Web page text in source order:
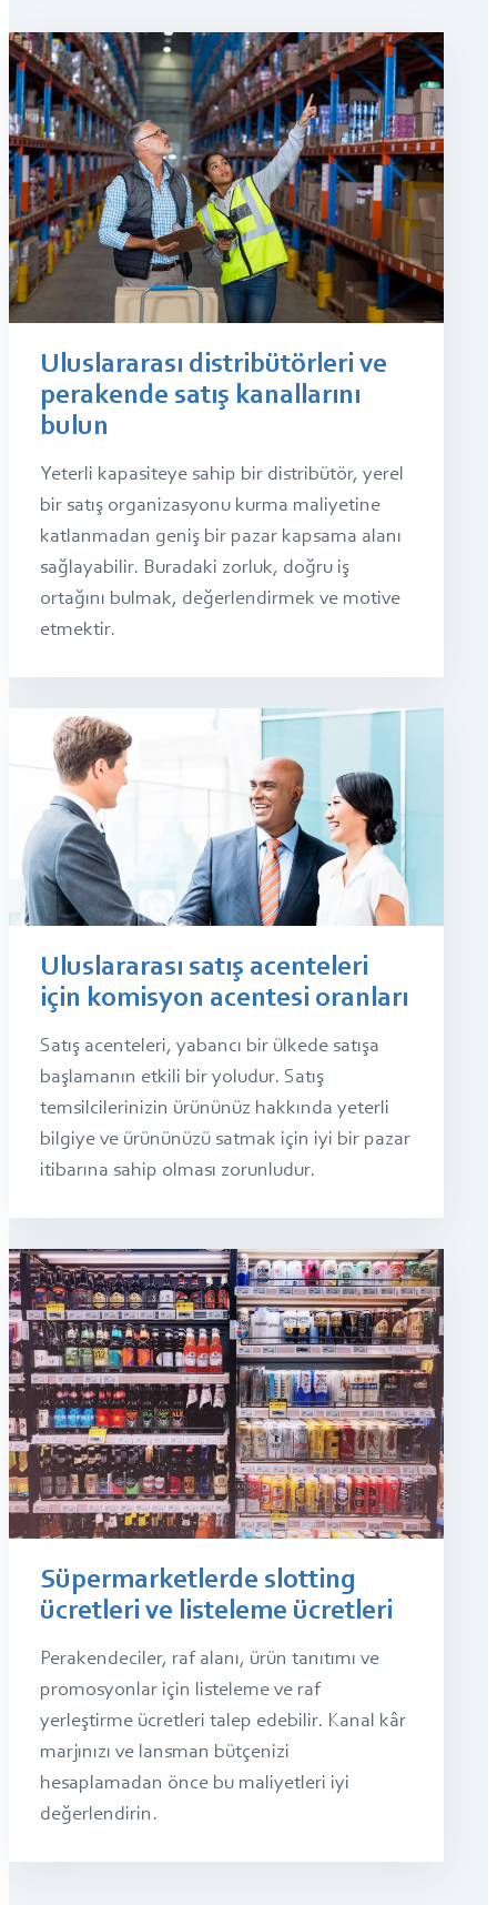
Uluslararası distribütörleri ve
perakende satış kanallarını
bulun
Yeterli kapasiteye sahip bir distribütör, yerel
bir satış organizasyonu kurma maliyetine
katlanmadan geniş bir pazar kapsama alanı
sağlayabilir. Buradaki zorluk, doğru iş
ortağını bulmak, değerlendirmek ve motive
etmektir.
Uluslararası satış acenteleri
için komisyon acentesi oranları
Satış acenteleri, yabancı bir ülkede satışa
başlamanın etkili bir yoludur. Satış
temsilcilerinizin ürününüz hakkında yeterli
bilgiye ve ürününüzü satmak için iyi bir pazar
itibarına sahip olması zorunludur.
Süpermarketlerde slotting
ücretleri ve listeleme ücretleri
Perakendeciler, raf alanı, ürün tanıtımı ve
promosyonlar için listeleme ve raf
yerleştirme ücretleri talep edebilir. Kanal kâr
marjınızı ve lansman bütçenizi
hesaplamadan önce bu maliyetleri iyi
değerlendirin.